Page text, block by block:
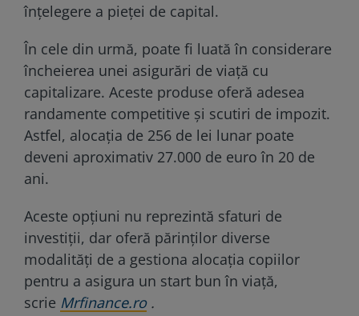
înțelegere a pieței de capital.
În cele din urmă, poate fi luată în considerare
încheierea unei asigurări de viață cu
capitalizare. Aceste produse oferă adesea
randamente competitive și scutiri de impozit.
Astfel, alocația de 256 de lei lunar poate
deveni aproximativ 27.000 de euro în 20 de
ani.
Aceste opțiuni nu reprezintă sfaturi de
investiții, dar oferă părinților diverse
modalități de a gestiona alocația copiilor
pentru a asigura un start bun în viață,
scrie Mrfinance.ro.